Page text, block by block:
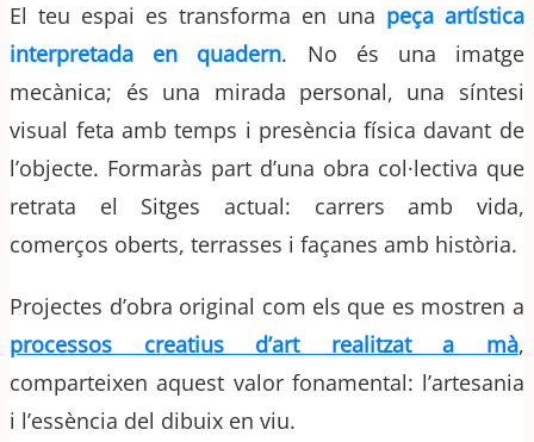
El teu espai es transforma en una peça artística
interpretada en quadern. No és una imatge
mecànica; és una mirada personal, una síntesi
visual feta amb temps i presència física davant de
l’objecte. Formaràs part d’una obra col·lectiva que
retrata el Sitges actual: carrers amb vida,
comerços oberts, terrasses i façanes amb història.
Projectes d’obra original com els que es mostren a
processos creatius d’art realitzat a mà,
comparteixen aquest valor fonamental: l’artesania
i l’essència del dibuix en viu.